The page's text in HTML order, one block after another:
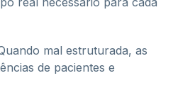
mal estruturada, as
de pacientes e